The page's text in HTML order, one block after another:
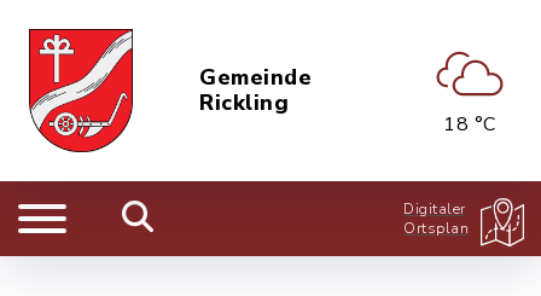
Gemeinde
Rickling
18 °C
Digitaler
Ortsplan